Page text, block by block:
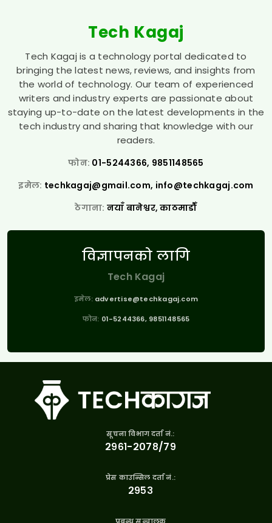
Tech Kagaj
Tech Kagaj is a technology portal dedicated to
bringing the latest news, reviews, and insights from
the world of technology. Our team of experienced
writers and industry experts are passionate about
staying up-to-date on the latest developments in the
tech industry and sharing that knowledge with our
readers.
फोन: 01-5244366, 9851148565
इमेल: techkagaj@gmail.com, info@techkagaj.com
ठेगाना: नयाँ बानेश्वर, काठमाडौँ
विज्ञापनको लागि
Tech Kagaj
इमेल: advertise@techkagaj.com
फोन: 01-5244366, 9851148565
सूचना विभाग दर्ता नं.:
२९६१-२०७८/७९
प्रेस काउन्सिल दर्ता नं.:
२९५३